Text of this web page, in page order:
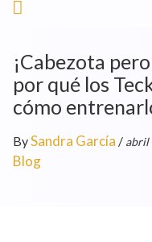
¡Cabezota
por qué los
cómo
BySandra García / abril
Blog